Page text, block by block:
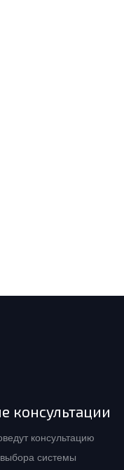
консультации
консультацию
системы